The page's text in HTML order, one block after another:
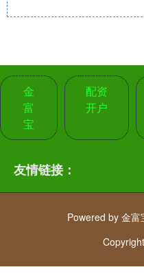
金
富
宝
配资
开户
友情链接：
Powered by 金富
Copyright